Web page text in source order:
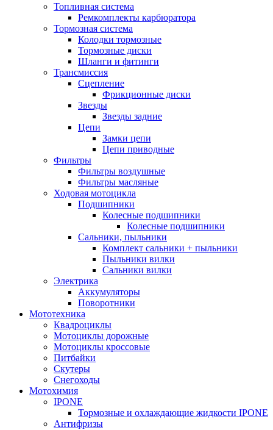
Топливная система
Ремкомплекты карбюратора
Тормозная система
Колодки тормозные
Тормозные диски
Шланги и фитинги
Трансмиссия
Cцепление
Фрикционные диски
Звезды
Звезды задние
Цепи
Замки цепи
Цепи приводные
Фильтры
Фильтры воздушные
Фильтры масляные
Ходовая мотоцикла
Подшипники
Колесные подшипники
Колесные подшипники
Сальники, пыльники
Комплект сальники + пыльники
Пыльники вилки
Сальники вилки
Электрика
Аккумуляторы
Поворотники
Мототехника
Квадроциклы
Мотоциклы дорожные
Мотоциклы кроссовые
Питбайки
Скутеры
Снегоходы
Мотохимия
IPONE
Тормозные и охлаждающие жидкости IPONE
Антифризы